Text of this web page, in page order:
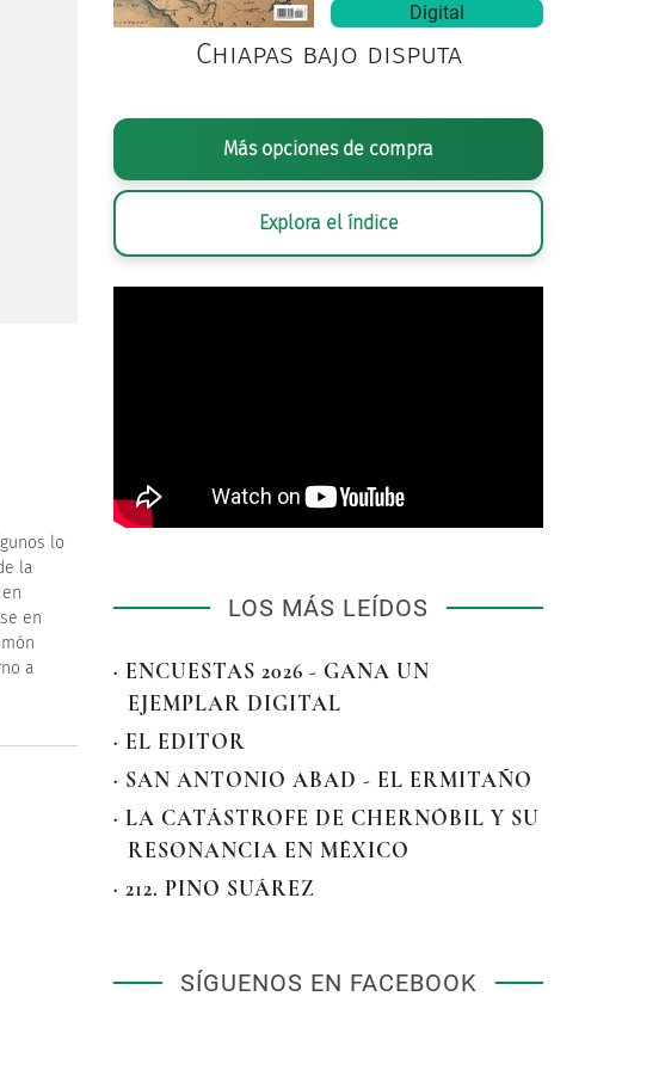
lo
la
en
a
Digital
Chiapas bajo disputa
Más opciones de compra
Explora el índice
LOS MÁS LEÍDOS
· ENCUESTAS 2026 - GANA UN
EJEMPLAR DIGITAL
· EL EDITOR
· SAN ANTONIO ABAD - EL ERMITAÑO
· LA CATÁSTROFE DE CHERNÓBIL Y SU
RESONANCIA EN MÉXICO
· 212. PINO SUÁREZ
SÍGUENOS EN FACEBOOK